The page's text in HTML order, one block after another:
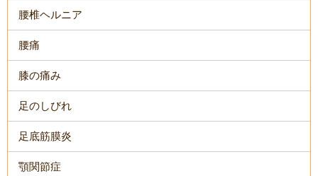
腰椎ヘルニア
腰痛
膝の痛み
足のしびれ
足底筋膜炎
顎関節症